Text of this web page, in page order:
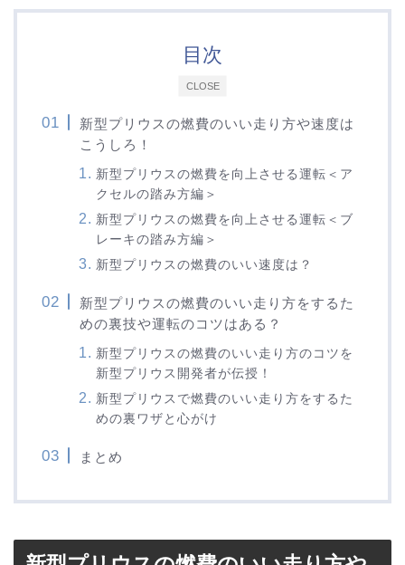
CLOSE
目次
新型プリウスの燃費のいい走り方や速度は
こうしろ！
新型プリウスの燃費を向上させる運転＜ア
クセルの踏み方編＞
新型プリウスの燃費を向上させる運転＜ブ
レーキの踏み方編＞
新型プリウスの燃費のいい速度は？
新型プリウスの燃費のいい走り方をするた
めの裏技や運転のコツはある？
新型プリウスの燃費のいい走り方のコツを
新型プリウス開発者が伝授！
新型プリウスで燃費のいい走り方をするた
めの裏ワザと心がけ
まとめ